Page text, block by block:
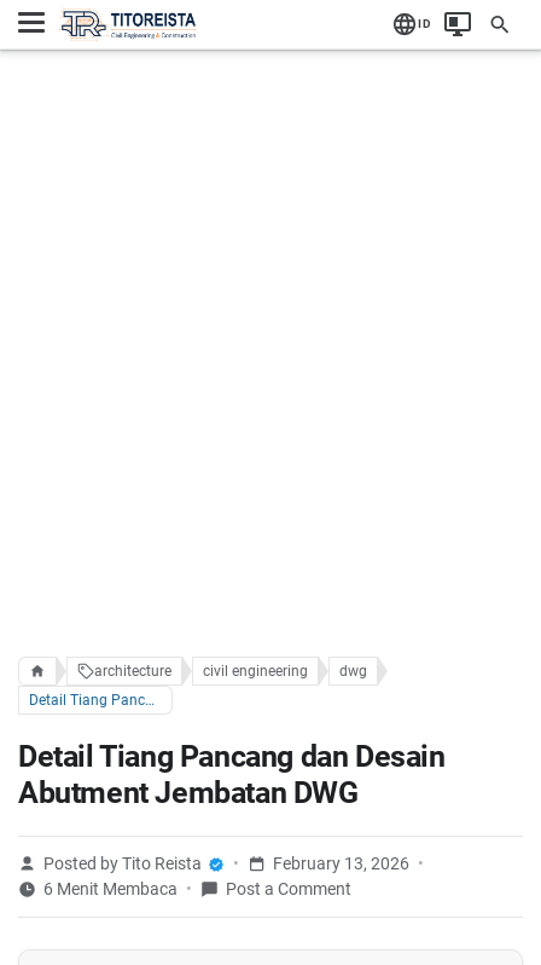
ID
Home Label:
architecture civil engineering
dwg
Detail Tiang Pancang dan Desain Abutment Jembatan DWG
Detail Tiang Pancang dan Desain
Abutment Jembatan DWG
Posted by Tito Reista
February 13, 2026
6 Menit Membaca
Post a Comment